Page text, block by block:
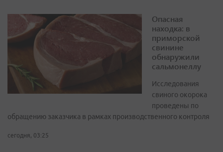
Опасная
находка: в
приморской
свинине
обнаружили
сальмонеллу
Исследования
свиного окорока
проведены по
обращению заказчика в рамках производственного контроля
сегодня, 03:25